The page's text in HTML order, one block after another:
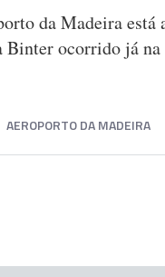
da Madeira
ocorrido já
AEROPORTO DA MADEIRA